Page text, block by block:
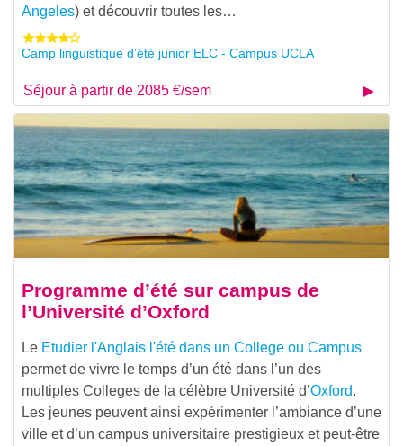
Angeles) et découvrir toutes les…
Camp linguistique d’été junior ELC - Campus UCLA
Séjour à partir de 2085 €/sem
Programme d’été sur campus de
l’Université d’Oxford
Le Etudier l'Anglais l'été dans un College ou Campus
permet de vivre le temps d’un été dans l’un des
multiples Colleges de la célèbre Université d’Oxford.
Les jeunes peuvent ainsi expérimenter l’ambiance d’une
ville et d’un campus universitaire prestigieux et peut-être